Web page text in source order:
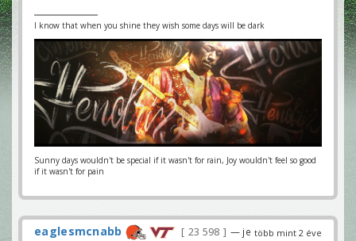
I know that when you shine they wish some days will be dark
Sunny days wouldn't be special if it wasn't for rain, Joy wouldn't feel so good
if it wasn't for pain
több mint 2 éve
eaglesmcnabb 23 598
— je